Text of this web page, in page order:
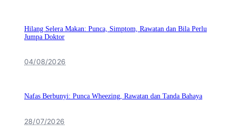
Hilang Selera Makan: Punca, Simptom, Rawatan dan Bila Perlu
Jumpa Doktor
04/08/2026
Nafas Berbunyi: Punca Wheezing, Rawatan dan Tanda Bahaya
28/07/2026